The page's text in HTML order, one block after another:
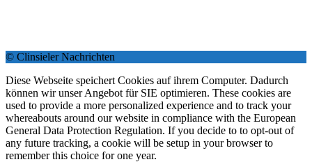
© Clinsieler Nachrichten
Diese Webseite speichert Cookies auf ihrem Computer. Dadurch
können wir unser Angebot für SIE optimieren. These cookies are
used to provide a more personalized experience and to track your
whereabouts around our website in compliance with the European
General Data Protection Regulation. If you decide to to opt-out of
any future tracking, a cookie will be setup in your browser to
remember this choice for one year.